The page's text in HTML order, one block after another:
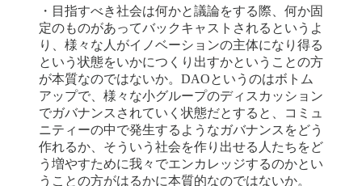
・目指すべき社会は何かと議論をする際、何か固
定のものがあってバックキャストされるというよ
り、様々な人がイノベーションの主体になり得る
という状態をいかにつくり出すかということの方
が本質なのではないか。DAOというのはボトム
アップで、様々な小グループのディスカッション
でガバナンスされていく状態だとすると、コミュ
ニティーの中で発生するようなガバナンスをどう
作れるか、そういう社会を作り出せる人たちをど
う増やすために我々でエンカレッジするのかとい
うことの方がはるかに本質的なのではないか。